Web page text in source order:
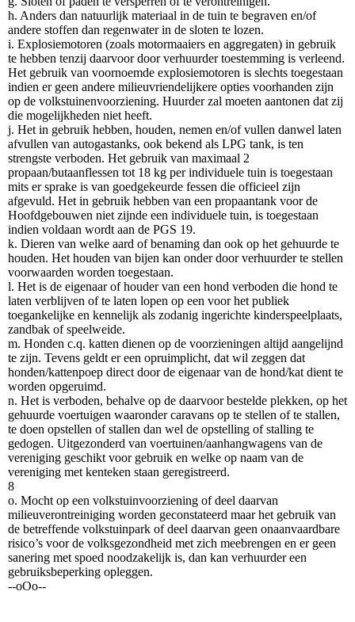
h. Anders dan natuurlijk materiaal in de tuin te begraven en/of
andere stoffen dan regenwater in de sloten te lozen.
i. Explosiemotoren (zoals motormaaiers en aggregaten) in gebruik
te hebben tenzij daarvoor door verhuurder toestemming is verleend.
Het gebruik van voornoemde explosiemotoren is slechts toegestaan
indien er geen andere milieuvriendelijkere opties voorhanden zijn
op de volkstuinenvoorziening. Huurder zal moeten aantonen dat zij
die mogelijkheden niet heeft.
j. Het in gebruik hebben, houden, nemen en/of vullen danwel laten
afvullen van autogastanks, ook bekend als LPG tank, is ten
strengste verboden. Het gebruik van maximaal 2
propaan/butaanflessen tot 18 kg per individuele tuin is toegestaan
mits er sprake is van goedgekeurde fessen die officieel zijn
afgevuld. Het in gebruik hebben van een propaantank voor de
Hoofdgebouwen niet zijnde een individuele tuin, is toegestaan
indien voldaan wordt aan de PGS 19.
k. Dieren van welke aard of benaming dan ook op het gehuurde te
houden. Het houden van bijen kan onder door verhuurder te stellen
voorwaarden worden toegestaan.
l. Het is de eigenaar of houder van een hond verboden die hond te
laten verblijven of te laten lopen op een voor het publiek
toegankelijke en kennelijk als zodanig ingerichte kinderspeelplaats,
zandbak of speelweide.
m. Honden c.q. katten dienen op de voorzieningen altijd aangelijnd
te zijn. Tevens geldt er een opruimplicht, dat wil zeggen dat
honden/kattenpoep direct door de eigenaar van de hond/kat dient te
worden opgeruimd.
n. Het is verboden, behalve op de daarvoor bestelde plekken, op het
gehuurde voertuigen waaronder caravans op te stellen of te stallen,
te doen opstellen of stallen dan wel de opstelling of stalling te
gedogen. Uitgezonderd van voertuinen/aanhangwagens van de
vereniging geschikt voor gebruik en welke op naam van de
vereniging met kenteken staan geregistreerd.
8
o. Mocht op een volkstuinvoorziening of deel daarvan
milieuverontreiniging worden geconstateerd maar het gebruik van
de betreffende volkstuinpark of deel daarvan geen onaanvaardbare
risico’s voor de volksgezondheid met zich meebrengen en er geen
sanering met spoed noodzakelijk is, dan kan verhuurder een
gebruiksbeperking opleggen.
--oOo--